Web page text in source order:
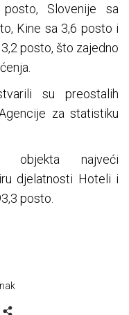
Slovenije sa
Kine sa 3,6 posto i
posto, što zajedno
su preostalih
za statistiku
objekta najveći
djelatnosti Hoteli i
posto.